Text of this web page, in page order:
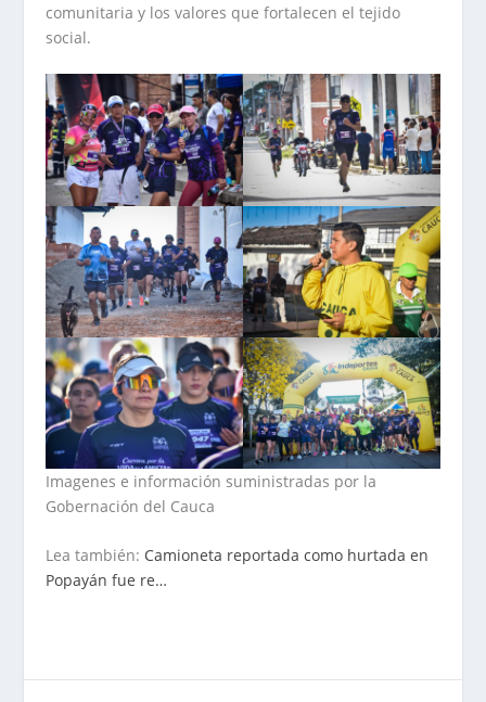
comunitaria y los valores que fortalecen el tejido
social.
Imagenes e información suministradas por la
Gobernación del Cauca
Lea también: Camioneta reportada como hurtada en
Popayán fue re…